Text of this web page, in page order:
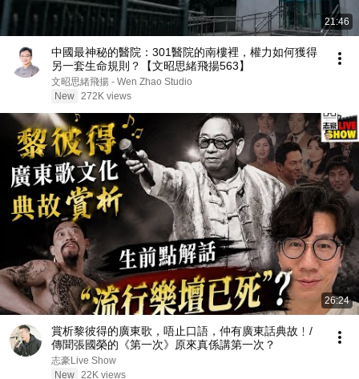
21:46
中國最神秘的醫院：301醫院的南樓裡，權力如何獲得
另一套生命規則？【文昭思緒飛揚563】
文昭思緒飛揚 - Wen Zhao Studio
New 272K views
26:24
賞析黎彼得的廣東歌，唔止口語，仲有廣東話典故﹗/
傳聞張國榮的《第一次》原來真係講第一次？
志豪Live Show
New 22K views